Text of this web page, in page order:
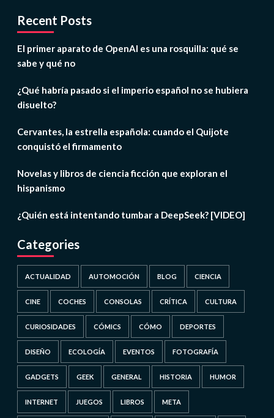
Recent Posts
El primer aparato de OpenAI es una rosquilla: qué se
sabe y qué no
¿Qué habría pasado si el imperio español no se hubiera
disuelto?
Cervantes, la estrella española: cuando el Quijote
conquistó el firmamento
Novelas y libros de ciencia ficción que exploran el
hispanismo
¿Quién está intentando tumbar a DeepSeek? [VIDEO]
Categories
ACTUALIDAD AUTOMOCIÓN BLOG CIENCIA
CINE COCHES CONSOLAS CRÍTICA CULTURA
CURIOSIDADES CÓMICS CÓMO DEPORTES
DISEÑO ECOLOGÍA EVENTOS FOTOGRAFÍA
GADGETS GEEK GENERAL HISTORIA HUMOR
INTERNET JUEGOS LIBROS META